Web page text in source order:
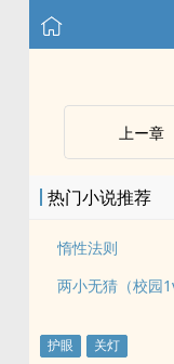
上ー章
热门小说推荐
惰性法则
两小无猜（校园